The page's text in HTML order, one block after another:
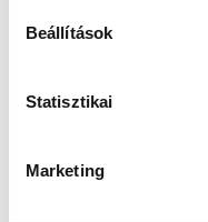
Beállítások
Statisztikai
Marketing